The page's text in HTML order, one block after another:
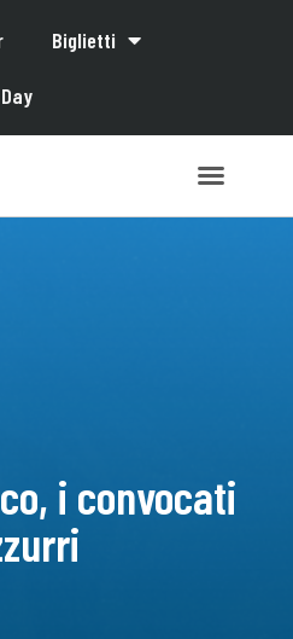
Biglietti
i convocati